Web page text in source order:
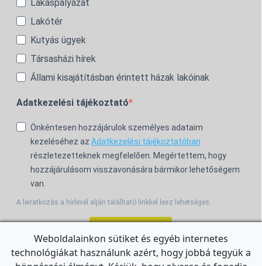
Lakáspályázat
Lakótér
Kutyás ügyek
Társasházi hírek
Állami kisajátításban érintett házak lakóinak
Adatkezelési tájékoztató
Önkéntesen hozzájárulok személyes adataim
kezeléséhez az Adatkezelési tájékoztatóban
részletezetteknek megfelelően. Megértettem, hogy
hozzájárulásom visszavonására bármikor lehetőségem
van.
A leiratkozás a hírlevél alján található linkkel lesz lehetséges.
For the English Newsletter, clickHERE.
Weboldalainkon sütiket és egyéb internetes
technológiákat használunk azért, hogy jobbá tegyük a